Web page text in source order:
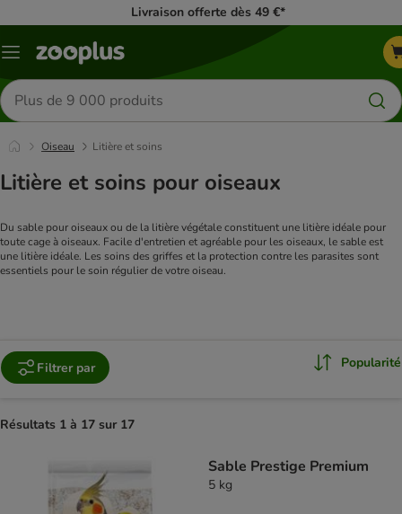
Livraison offerte dès 49 €*
Menu
Rechercher
des
produits
Oiseau Litière et soins
Litière et soins pour oiseaux
Du sable pour oiseaux ou de la litière végétale constituent une litière idéale pour
toute cage à oiseaux. Facile d'entretien et agréable pour les oiseaux, le sable est
une litière idéale. Les soins des griffes et la protection contre les parasites sont
essentiels pour le soin régulier de votre oiseau.
Filtrer par Popularité
Résultats 1 à 17 sur 17
Sable Prestige Premium
5 kg